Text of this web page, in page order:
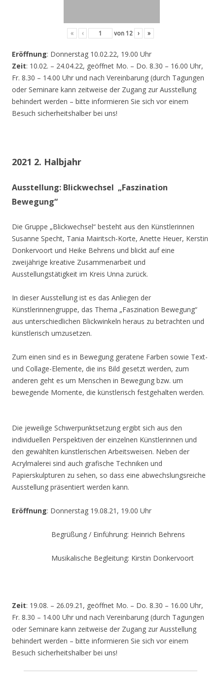
« ‹ von 12 › »
Eröffnung: Donnerstag 10.02.22, 19.00 Uhr
Zeit: 10.02. – 24.04.22, geöffnet Mo. – Do. 8.30 – 16.00 Uhr,
Fr. 8.30 – 14.00 Uhr und nach Vereinbarung (durch Tagungen
oder Seminare kann zeitweise der Zugang zur Ausstellung
behindert werden – bitte informieren Sie sich vor einem
Besuch sicherheitshalber bei uns!
2021 2. Halbjahr
Ausstellung: Blickwechsel „Faszination
Bewegung“
Die Gruppe „Blickwechsel“ besteht aus den Künstlerinnen
Susanne Specht, Tania Mairitsch-Korte, Anette Heuer, Kerstin
Donkervoort und Heike Behrens und blickt auf eine
zweijährige kreative Zusammenarbeit und
Ausstellungstätigkeit im Kreis Unna zurück.
In dieser Ausstellung ist es das Anliegen der
Künstlerinnengruppe, das Thema „Faszination Bewegung“
aus unterschiedlichen Blickwinkeln heraus zu betrachten und
künstlerisch umzusetzen.
Zum einen sind es in Bewegung geratene Farben sowie Text-
und Collage-Elemente, die ins Bild gesetzt werden, zum
anderen geht es um Menschen in Bewegung bzw. um
bewegende Momente, die künstlerisch festgehalten werden.
Die jeweilige Schwerpunktsetzung ergibt sich aus den
individuellen Perspektiven der einzelnen Künstlerinnen und
den gewählten künstlerischen Arbeitsweisen. Neben der
Acrylmalerei sind auch grafische Techniken und
Papierskulpturen zu sehen, so dass eine abwechslungsreiche
Ausstellung präsentiert werden kann.
Eröffnung: Donnerstag 19.08.21, 19.00 Uhr
Begrüßung / Einführung: Heinrich Behrens
Musikalische Begleitung: Kirstin Donkervoort
Zeit: 19.08. – 26.09.21, geöffnet Mo. – Do. 8.30 – 16.00 Uhr,
Fr. 8.30 – 14.00 Uhr und nach Vereinbarung (durch Tagungen
oder Seminare kann zeitweise der Zugang zur Ausstellung
behindert werden – bitte informieren Sie sich vor einem
Besuch sicherheitshalber bei uns!